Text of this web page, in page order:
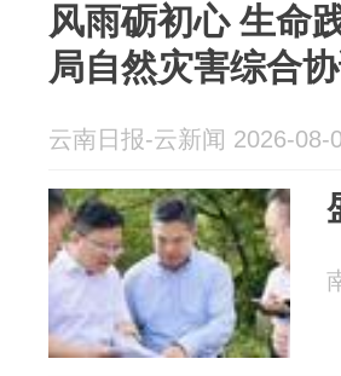
风雨砺初心 生命
局自然灾害综合
云南日报-云新闻 2026-08-